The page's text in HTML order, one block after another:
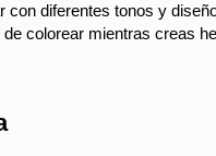
diferentes tonos y
colorear mientras creas